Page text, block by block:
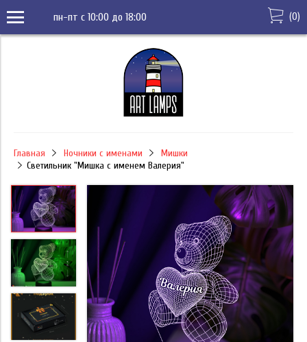
пн-пт с 10:00 до 18:00 (0)
Главная Ночники с именами
Мишки
Светильник "Мишка с именем Валерия"